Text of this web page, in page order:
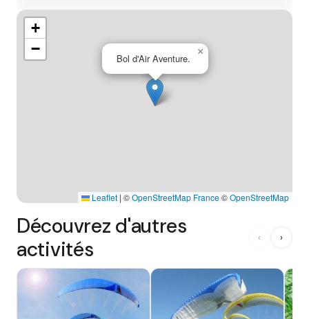
Bol d'Air Aventure.
×
+
−
Leaflet | ©OpenStreetMap France©OpenStreetMap
Découvrez d'autres
activités
‹ ›